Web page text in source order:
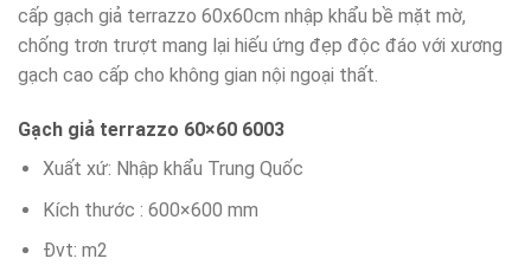
cấp gạch giả terrazzo 60x60cm nhập khẩu bề mặt mờ,
chống trơn trượt mang lại hiếu ứng đẹp độc đáo với xương
gạch cao cấp cho không gian nội ngoại thất.
Gạch giả terrazzo 60×60 6003
Xuất xứ: Nhập khẩu Trung Quốc
Kích thước : 600×600 mm
Đvt: m2